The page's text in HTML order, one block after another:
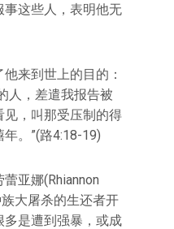
事这些人，表明他无
来到世上的目的：
人，差遣我报告被
，叫那受压制的得
。”(路4:18-19)
亚娜(Rhiannon
大屠杀的生还者开
是遭到强暴，或成